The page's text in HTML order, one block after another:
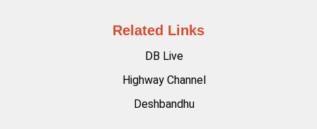
Related Links
DB Live
Highway Channel
Deshbandhu